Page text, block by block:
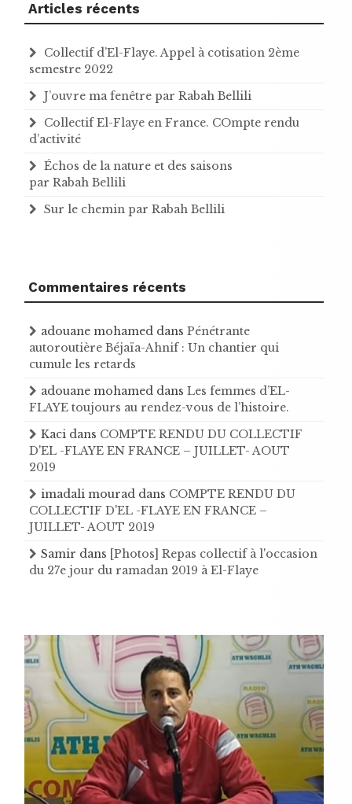
Articles récents
Collectif d’El-Flaye. Appel à cotisation 2ème
semestre 2022
J’ouvre ma fenêtre par Rabah Bellili
Collectif El-Flaye en France. COmpte rendu
d’activité
Échos de la nature et des saisons
par Rabah Bellili
Sur le chemin par Rabah Bellili
Commentaires récents
adouane mohamed dans Pénétrante
autoroutière Béjaïa-Ahnif : Un chantier qui
cumule les retards
adouane mohamed dans Les femmes d’EL-
FLAYE toujours au rendez-vous de l’histoire .
Kaci dans COMPTE RENDU DU COLLECTIF
D'EL -FLAYE EN FRANCE – JUILLET- AOUT
2019
imadali mourad dans COMPTE RENDU DU
COLLECTIF D'EL -FLAYE EN FRANCE –
JUILLET- AOUT 2019
Samir dans [Photos] Repas collectif à l'occasion
du 27e jour du ramadan 2019 à El-Flaye